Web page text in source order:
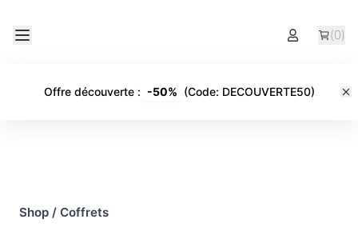
(0)
Offre découverte: -50% (Code: DECOUVERTE50)
Shop / Coffrets